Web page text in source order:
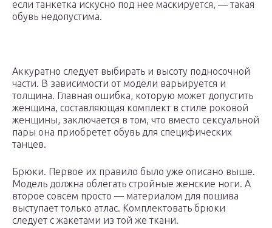
если танкетка искусно под нее маскируется, — такая
обувь недопустима.
Аккуратно следует выбирать и высоту подносочной
части. В зависимости от модели варьируется и
толщина. Главная ошибка, которую может допустить
женщина, составляющая комплект в стиле роковой
женщины, заключается в том, что вместо сексуальной
пары она приобретет обувь для специфических
танцев.
Брюки. Первое их правило было уже описано выше.
Модель должна облегать стройные женские ноги. А
второе совсем просто — материалом для пошива
выступает только атлас. Комплектовать брюки
следует с жакетами из той же ткани.